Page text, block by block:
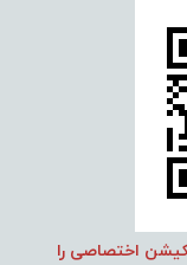
اختصاصی را